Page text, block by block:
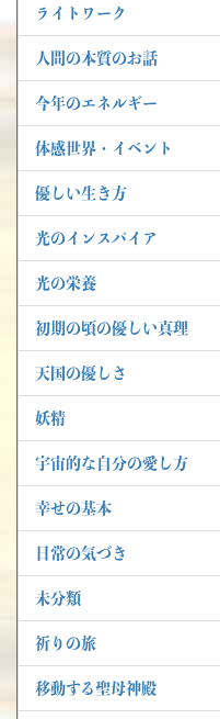
ライトワーク
人間の本質のお話
今年のエネルギー
体感世界・イベント
優しい生き方
光のインスパイア
光の栄養
初期の頃の優しい真理
天国の優しさ
妖精
宇宙的な自分の愛し方
幸せの基本
日常の気づき
未分類
祈りの旅
移動する聖母神殿